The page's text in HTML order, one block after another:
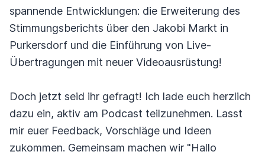
spannende Entwicklungen: die Erweiterung des
Stimmungsberichts über den Jakobi Markt in
Purkersdorf und die Einführung von Live-
Übertragungen mit neuer Videoausrüstung!
Doch jetzt seid ihr gefragt! Ich lade euch herzlich
dazu ein, aktiv am Podcast teilzunehmen. Lasst
mir euer Feedback, Vorschläge und Ideen
zukommen. Gemeinsam machen wir "Hallo